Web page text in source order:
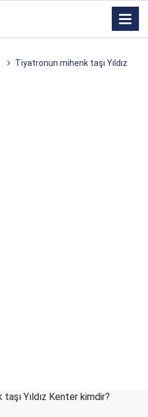
Tiyatronun mihenk taşı Yıldız